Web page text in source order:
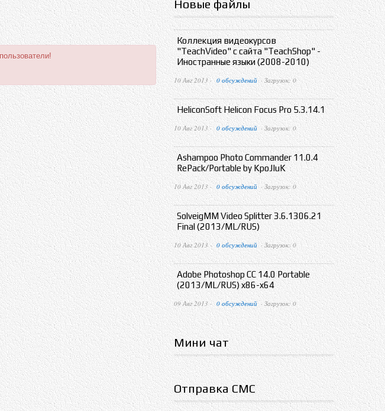
Новые файлы
Коллекция видеокурсов
"TeachVideo" с сайта "TeachShop" -
Иностранные языки (2008-2010)
10 Авг 2013 · 0 обсуждений · Загрузок: 0
HeliconSoft Helicon Focus Pro 5.3.14.1
10 Авг 2013 · 0 обсуждений · Загрузок: 0
Ashampoo Photo Commander 11.0.4
RePack/Portable by KpoJIuK
10 Авг 2013 · 0 обсуждений · Загрузок: 0
SolveigMM Video Splitter 3.6.1306.21
Final (2013/ML/RUS)
10 Авг 2013 · 0 обсуждений · Загрузок: 0
Adobe Photoshop CC 14.0 Portable
(2013/ML/RUS) x86-x64
09 Авг 2013 · 0 обсуждений · Загрузок: 0
Мини чат
Отправка СМС